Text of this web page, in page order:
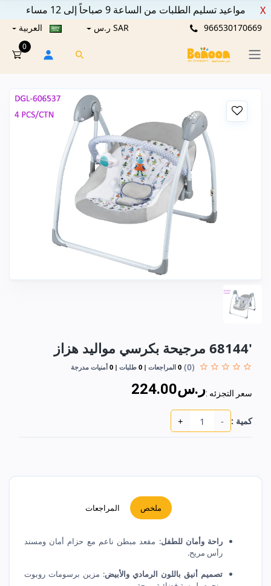
مواعيد تسليم الطلبات من الساعة 9 صباحاً إلى 12 مساء X
966530170669 SAR ر.س العربية
0
'68144 مرجيحة بكرسي مواليد هزاز
(0)
0 المراجعات 0 طلبات 0 أمنيات مدرجة
سعر التجزئه :ر.س224.00
كمية : -
+
ملخص المراجعات
راحة وأمان للطفل
رأس مريح.
تصميم أنيق باللون الرمادي والأبيض